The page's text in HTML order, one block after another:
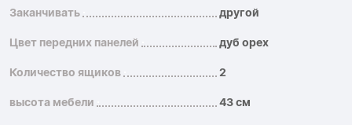
Заканчивать другой
Цвет передних панелей дуб орех
Количество ящиков 2
высота мебели 43 см